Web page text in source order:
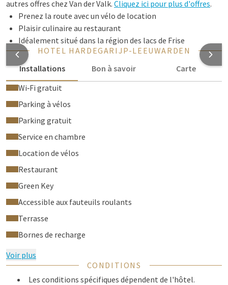
autres offres chez Van der Valk. Cliquez ici pour plus d'offres.
Prenez la route avec un vélo de location
Plaisir culinaire au restaurant
Idéalement situé dans la région des lacs de Frise
HOTEL HARDEGARIJP-LEEUWARDEN
Installations
Bon à savoir
Carte
Wi‑Fi gratuit
Parking à vélos
Parking gratuit
Service en chambre
Location de vélos
Restaurant
Green Key
Accessible aux fauteuils roulants
Terrasse
Bornes de recharge
Voir plus
CONDITIONS
Les conditions spécifiques dépendent de l'hôtel.